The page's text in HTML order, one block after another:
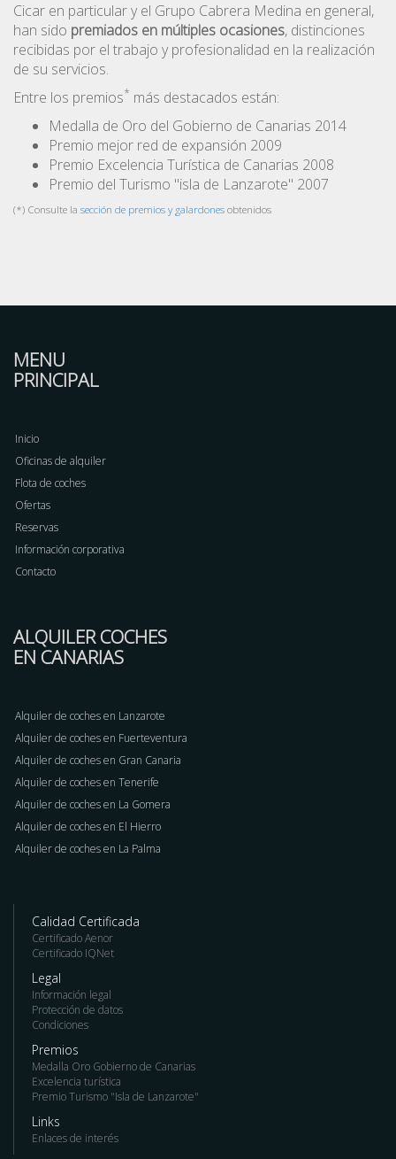
Cicar en particular y el Grupo Cabrera Medina en general,
han sido premiados en múltiples ocasiones, distinciones
recibidas por el trabajo y profesionalidad en la realización
de su servicios.
Entre los premios* más destacados están:
Medalla de Oro del Gobierno de Canarias 2014
Premio mejor red de expansión 2009
Premio Excelencia Turística de Canarias 2008
Premio del Turismo "isla de Lanzarote" 2007
(*) Consulte la sección de premios y galardones obtenidos
MENU
PRINCIPAL
Inicio
Oficinas de alquiler
Flota de coches
Ofertas
Reservas
Información corporativa
Contacto
ALQUILER COCHES
EN CANARIAS
Alquiler de coches en Lanzarote
Alquiler de coches en Fuerteventura
Alquiler de coches en Gran Canaria
Alquiler de coches en Tenerife
Alquiler de coches en La Gomera
Alquiler de coches en El Hierro
Alquiler de coches en La Palma
Calidad Certificada
Certificado Aenor
Certificado IQNet
Legal
Información legal
Protección de datos
Condiciones
Premios
Medalla Oro Gobierno de Canarias
Excelencia turística
Premio Turismo "Isla de Lanzarote"
Links
Enlaces de interés